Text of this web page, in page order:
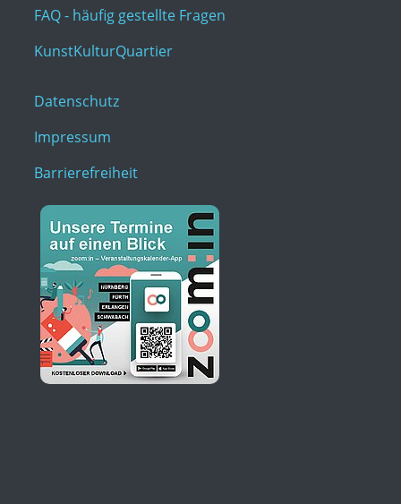
FAQ - häufig gestellte Fragen
KunstKulturQuartier
Datenschutz
Impressum
Barrierefreiheit